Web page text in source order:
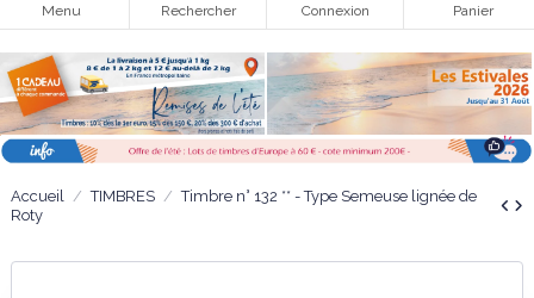
Menu Rechercher Connexion Panier
Accueil TIMBRES
Timbre n° 132 ** - Type Semeuse lignée de
Roty